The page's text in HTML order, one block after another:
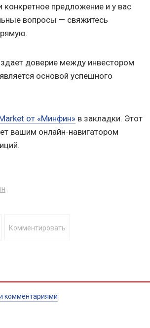
конкретное предложение и у вас
вопросы — свяжитесь
доверие между инвестором
основой успешного
от «Минфин» в закладки. Этот
вашим онлайн-навигатором
Комментировать
комментариями